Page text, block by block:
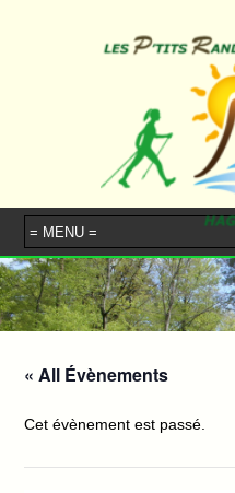
« All Évènements
Cet évènement est passé.